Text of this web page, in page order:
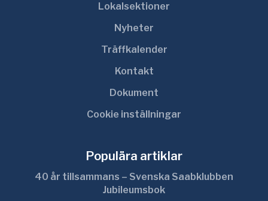
Lokalsektioner
Nyheter
Träffkalender
Kontakt
Dokument
Cookie inställningar
Populära artiklar
40 år tillsammans – Svenska Saabklubben
Jubileumsbok